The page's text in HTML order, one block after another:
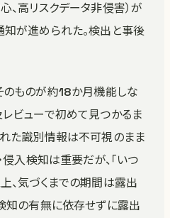
、高リスクデータ非侵害）が
が進められた。検出と事後
のものが約18か月機能しな
ビューで初めて見つかるま
た識別情報は不可視のまま
侵入検知は重要だが、「いつ
、気づくまでの期間は露出
知の有無に依存せずに露出